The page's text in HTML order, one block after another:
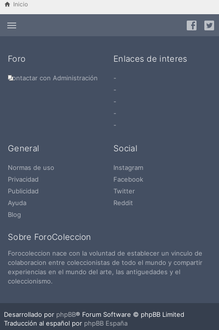
Inicio
Foro
Contactar con Administración
Enlaces de interes
-
-
-
-
-
General
Normas de uso
Privacidad
Publicidad
Ayuda
Blog
Social
Instagram
Facebook
Twitter
Reddit
Sobre ForoColeccion
Forocoleccion nace con la voluntad de establecer un vinculo de
colaboracion entre coleccionistas de todo el mundo y compartir
experiencias en el mundo del arte, las antiguedades y el
coleccionismo.
Desarrollado por phpBB® Forum Software © phpBB Limited
Traducción al español por phpBB España